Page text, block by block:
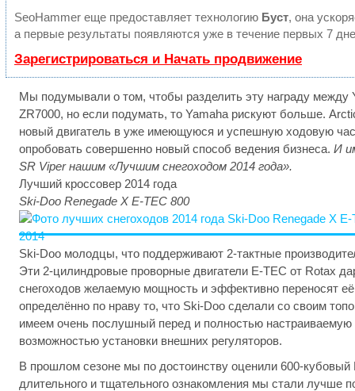
SeoHammer еще предоставляет технологию Буст, она
а первые результаты появляются уже в течение первых 7
Зарегистрироваться и Начать продвижение
Мы подумывали о том, чтобы разделить эту награду между
ZR7000, но если подумать, то Yamaha рискуют больше.
новый двигатель в уже имеющуюся и успешную ходовую
опробовать совершенно новый способ ведения бизнеса. И
SR Viper нашим «Лучшим снегоходом 2014 года».
Лучший кроссовер 2014 года
Ski-Doo Renegade X E-TEC 800
Ski-Doo молодцы, что поддерживают 2-тактные
Эти 2-цилиндровые проворные двигатели E-TEC от Rotax
снегоходов желаемую мощность и эффективно переносят
определённо по нраву то, что Ski-Doo сделали со своим
имеем очень послушный перед и полностью
возможностью установки внешних регуляторов.
В прошлом сезоне мы по достоинству оценили 600-кубовый
длительного и тщательного ознакомления мы стали лучше